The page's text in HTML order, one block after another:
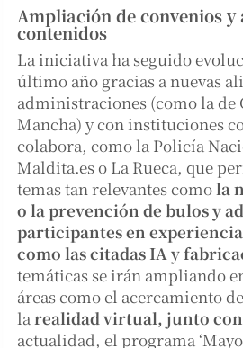
Ampliación de convenios y
contenidos
La iniciativa ha seguido
último año gracias a nuevas
administraciones (como la de
Mancha) y con instituciones
colabora, como la Policía
Maldita.es o La Rueca, que
temas tan relevantes comola
o la prevención de bulos y
participantes en
como las citadas IA y
temáticas se irán ampliando
áreas como el acercamiento
larealidad virtual, junto
actualidad, el programa